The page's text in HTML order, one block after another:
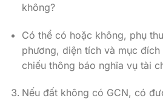
không?
Có thể có hoặc không, phụ
phương, diện tích và mục
chiếu thông báo nghĩa vụ tài
Nếu đất không có GCN, có